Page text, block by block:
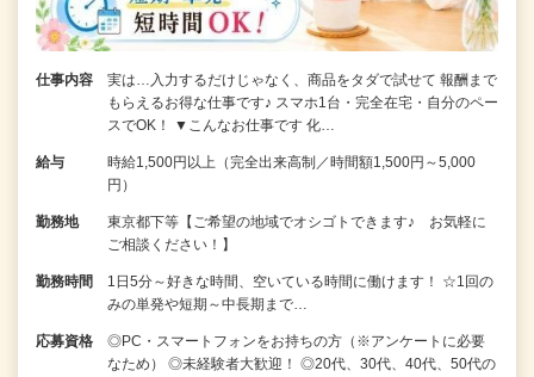
仕事内容
実は…入力するだけじゃなく、商品をタダで試せて 報酬まで
もらえるお得な仕事です♪ スマホ1台・完全在宅・自分のペー
スでOK！ ▼こんなお仕事です 化…
給与
時給1,500円以上（完全出来高制／時間額1,500円～5,000
円）
勤務地
東京都下等【ご希望の地域でオシゴトできます♪ お気軽に
ご相談ください！】
勤務時間
1日5分～好きな時間、空いている時間に働けます！ ☆1回の
みの単発や短期～中長期まで…
応募資格
◎PC・スマートフォンをお持ちの方（※アンケートに必要
なため） ◎未経験者大歓迎！ ◎20代、30代、40代、50代の